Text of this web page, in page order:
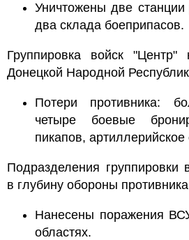
Уничтожены две
два склада боеприпасов.
Группировка войск
Донецкой Народной
Потери противника:
четыре боевые
пикапов, артиллерийское
Подразделения группировки
в глубину обороны
Нанесены поражения
областях.